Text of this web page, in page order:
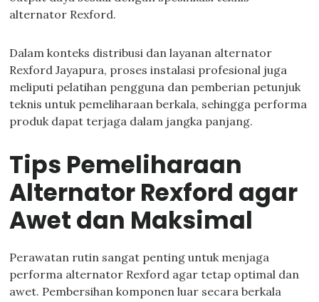
alternator Rexford.
Dalam konteks distribusi dan layanan alternator
Rexford Jayapura, proses instalasi profesional juga
meliputi pelatihan pengguna dan pemberian petunjuk
teknis untuk pemeliharaan berkala, sehingga performa
produk dapat terjaga dalam jangka panjang.
Tips Pemeliharaan
Alternator Rexford agar
Awet dan Maksimal
Perawatan rutin sangat penting untuk menjaga
performa alternator Rexford agar tetap optimal dan
awet. Pembersihan komponen luar secara berkala